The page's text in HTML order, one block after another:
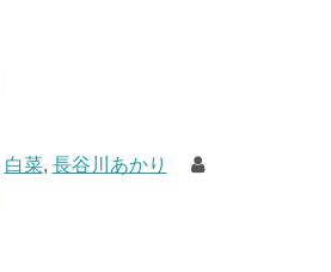
白菜, 長谷川あかり